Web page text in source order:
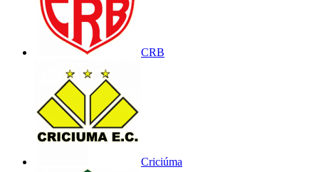
CRB
Criciúma